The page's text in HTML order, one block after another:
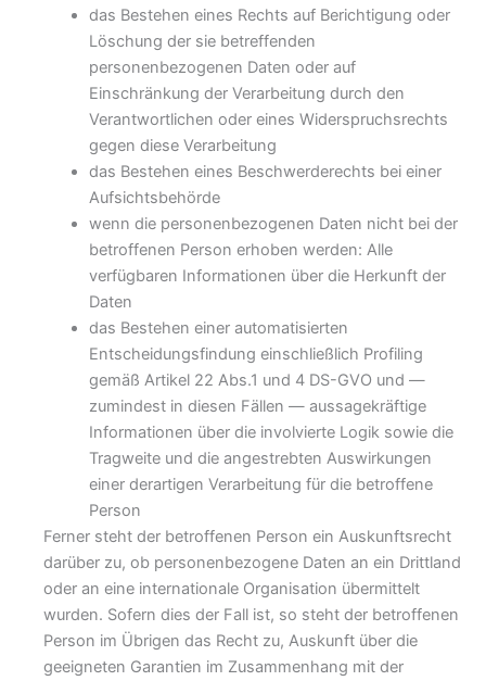
das Bestehen eines Rechts auf Berichtigung oder
Löschung der sie betreffenden
personenbezogenen Daten oder auf
Einschränkung der Verarbeitung durch den
Verantwortlichen oder eines Widerspruchsrechts
gegen diese Verarbeitung
das Bestehen eines Beschwerderechts bei einer
Aufsichtsbehörde
wenn die personenbezogenen Daten nicht bei der
betroffenen Person erhoben werden: Alle
verfügbaren Informationen über die Herkunft der
Daten
das Bestehen einer automatisierten
Entscheidungsfindung einschließlich Profiling
gemäß Artikel 22 Abs.1 und 4 DS-GVO und —
zumindest in diesen Fällen — aussagekräftige
Informationen über die involvierte Logik sowie die
Tragweite und die angestrebten Auswirkungen
einer derartigen Verarbeitung für die betroffene
Person
Ferner steht der betroffenen Person ein Auskunftsrecht
darüber zu, ob personenbezogene Daten an ein Drittland
oder an eine internationale Organisation übermittelt
wurden. Sofern dies der Fall ist, so steht der betroffenen
Person im Übrigen das Recht zu, Auskunft über die
geeigneten Garantien im Zusammenhang mit der